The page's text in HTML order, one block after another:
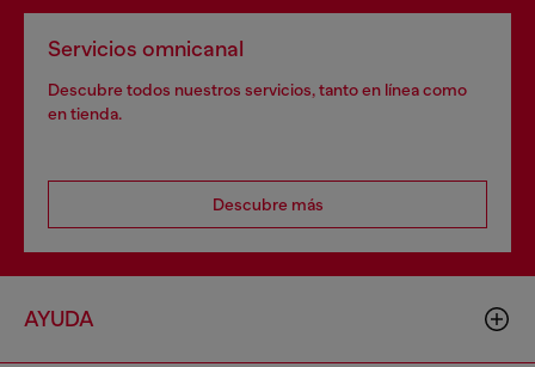
Servicios omnicanal
Descubre todos nuestros servicios, tanto en línea como
en tienda.
Descubre más
AYUDA